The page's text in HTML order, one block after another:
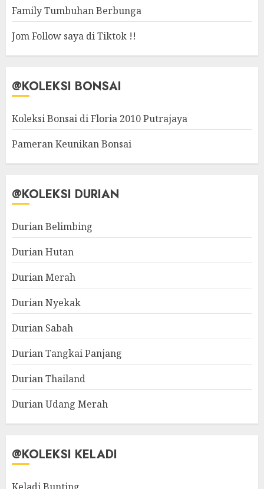
Family Tumbuhan Berbunga
Jom Follow saya di Tiktok !!
@KOLEKSI BONSAI
Koleksi Bonsai di Floria 2010 Putrajaya
Pameran Keunikan Bonsai
@KOLEKSI DURIAN
Durian Belimbing
Durian Hutan
Durian Merah
Durian Nyekak
Durian Sabah
Durian Tangkai Panjang
Durian Thailand
Durian Udang Merah
@KOLEKSI KELADI